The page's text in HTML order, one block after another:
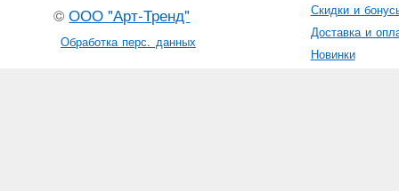
©ООО "Арт-Тренд"
Обработка перс. данных
Скидки и
Доставка и
Новинки